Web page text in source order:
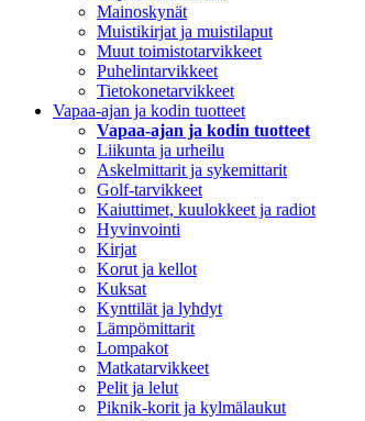
Mainoskynät
Muistikirjat ja muistilaput
Muut toimistotarvikkeet
Puhelintarvikkeet
Tietokonetarvikkeet
Vapaa-ajan ja kodin tuotteet
Vapaa-ajan ja kodin tuotteet
Liikunta ja urheilu
Askelmittarit ja sykemittarit
Golf-tarvikkeet
Kaiuttimet, kuulokkeet ja radiot
Hyvinvointi
Kirjat
Korut ja kellot
Kuksat
Kynttilät ja lyhdyt
Lämpömittarit
Lompakot
Matkatarvikkeet
Pelit ja lelut
Piknik-korit ja kylmälaukut